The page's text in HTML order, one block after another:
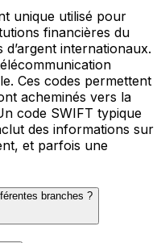
unique utilisé pour
financières du
internationaux.
Ces codes permettent
acheminés vers la
code SWIFT typique
des informations sur
et parfois une
branches ?